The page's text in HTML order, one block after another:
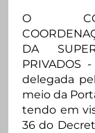
O
DA
PRIVADOS
delegada
meio da
tendo em
36 do